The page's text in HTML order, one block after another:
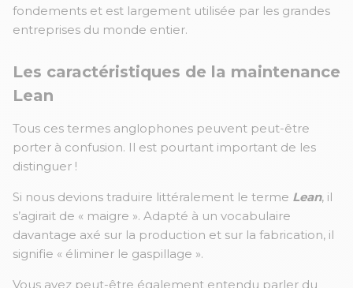
fondements et est largement utilisée par les grandes
entreprises du monde entier.
Les caractéristiques de la maintenance
Lean
Tous ces termes anglophones peuvent peut-être
porter à confusion. Il est pourtant important de les
distinguer !
Si nous devions traduire littéralement le terme Lean, il
s’agirait de « maigre ». Adapté à un vocabulaire
davantage axé sur la production et sur la fabrication, il
signifie « éliminer le gaspillage ».
Vous avez peut-être également entendu parler du